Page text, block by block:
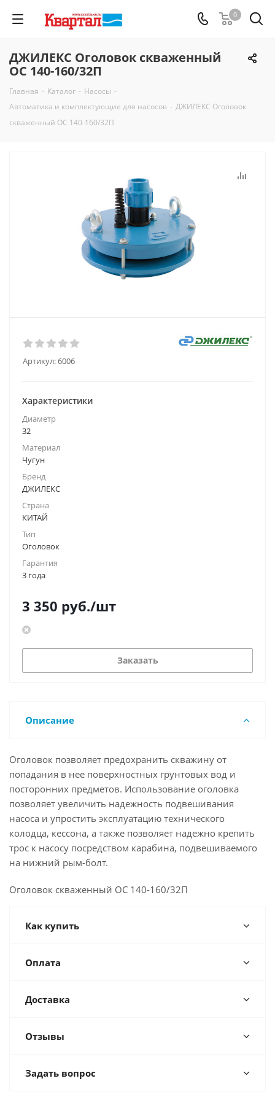
0
ДЖИЛЕКС Оголовок скваженный
ОС 140-160/32П
Главная - Каталог - Насосы -
Автоматика и комплектующие для насосов - ДЖИЛЕКС Оголовок
скваженный ОС 140-160/32П
Артикул:6006
Характеристики
Диаметр
32
Материал
Чугун
Бренд
ДЖИЛЕКС
Страна
КИТАЙ
Тип
Оголовок
Гарантия
3 года
3 350 руб./шт
Заказать
Описание
Оголовок позволяет предохранить скважину от
попадания в нее поверхностных грунтовых вод и
посторонних предметов. Использование оголовка
позволяет увеличить надежность подвешивания
насоса и упростить эксплуатацию технического
колодца, кессона, а также позволяет надежно крепить
трос к насосу посредством карабина, подвешиваемого
на нижний рым-болт.
Оголовок скваженный ОС 140-160/32П
Как купить
Оплата
Доставка
Отзывы
Задать вопрос